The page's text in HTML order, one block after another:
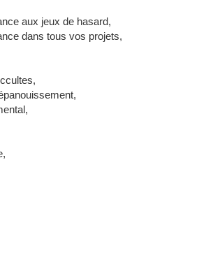
aux jeux de hasard,
dans tous vos projets,